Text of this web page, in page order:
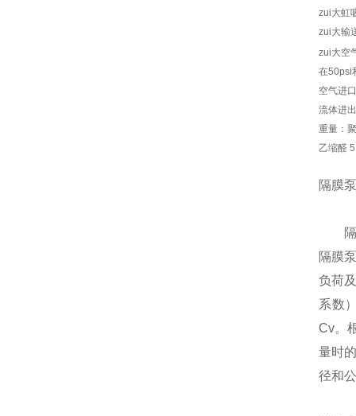
zui大虹
zui大输
zui大空
在50psi
空气进
流体进
重量：
乙缩醛
隔膜
隔膜
隔膜
负荷
系数
Cv。
量时
径和